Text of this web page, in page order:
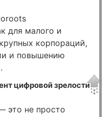
для малого и
корпораций,
и повышению
цифровой зрелости
это не просто